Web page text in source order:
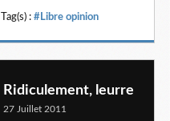
Tag(s) : #Libre opinion
Ridiculement, leurre
27 Juillet 2011